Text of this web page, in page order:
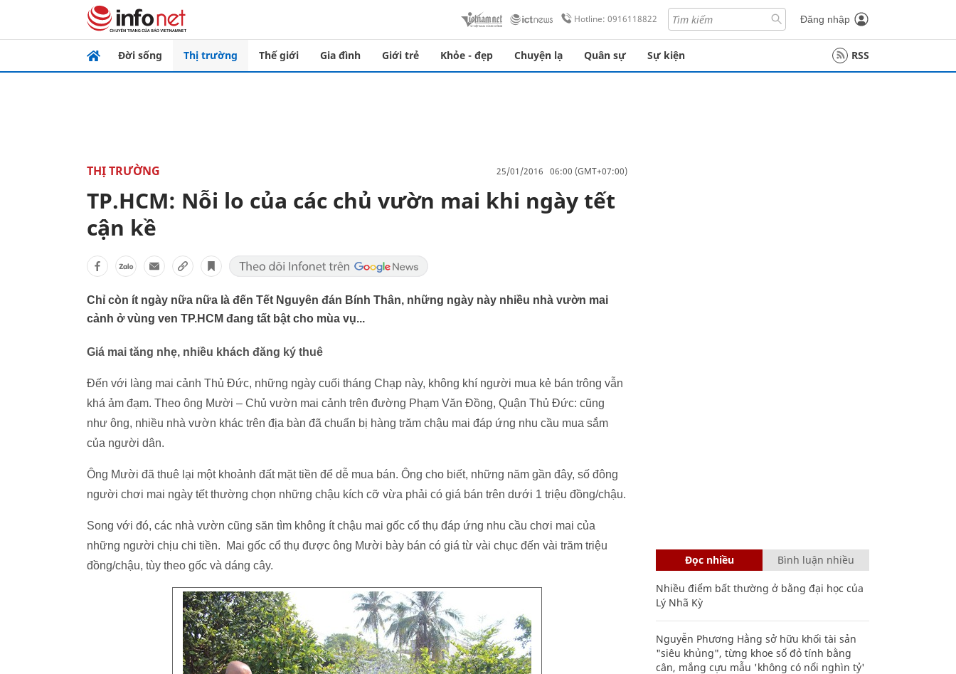
Hotline: 0916118822 Đăng nhập
Đời sống Thị trường Thế giới Gia đình Giới trẻ Khỏe - đẹp Chuyện lạ Quân sự Sự kiện RSS
THỊ TRƯỜNG 25/01/2016 06:00 (GMT+07:00)
TP.HCM: Nỗi lo của các chủ vườn mai khi ngày tết
cận kề
Chỉ còn ít ngày nữa nữa là đến Tết Nguyên đán Bính Thân, những ngày này nhiều nhà vườn mai
cảnh ở vùng ven TP.HCM đang tất bật cho mùa vụ...
Giá mai tăng nhẹ, nhiều khách đăng ký thuê
Đến với làng mai cảnh Thủ Đức, những ngày cuối tháng Chạp này, không khí người mua kẻ bán trông vẫn
khá ảm đạm. Theo ông Mười – Chủ vườn mai cảnh trên đường Phạm Văn Đồng, Quận Thủ Đức: cũng
như ông, nhiều nhà vườn khác trên địa bàn đã chuẩn bị hàng trăm chậu mai đáp ứng nhu cầu mua sắm
của người dân.
Ông Mười đã thuê lại một khoảnh đất mặt tiền để dễ mua bán. Ông cho biết, những năm gần đây, số đông
người chơi mai ngày tết thường chọn những chậu kích cỡ vừa phải có giá bán trên dưới 1 triệu đồng/chậu.
Song với đó, các nhà vườn cũng săn tìm không ít chậu mai gốc cổ thụ đáp ứng nhu cầu chơi mai của
những người chịu chi tiền. Mai gốc cổ thụ được ông Mười bày bán có giá từ vài chục đến vài trăm triệu
đồng/chậu, tùy theo gốc và dáng cây.
Đọc nhiều Bình luận nhiều
Nhiều điểm bất thường ở bằng đại học của
Lý Nhã Kỳ
Nguyễn Phương Hằng sở hữu khối tài sản
"siêu khủng", từng khoe sổ đỏ tính bằng
cân, mắng cựu mẫu 'không có nổi nghìn tỷ'